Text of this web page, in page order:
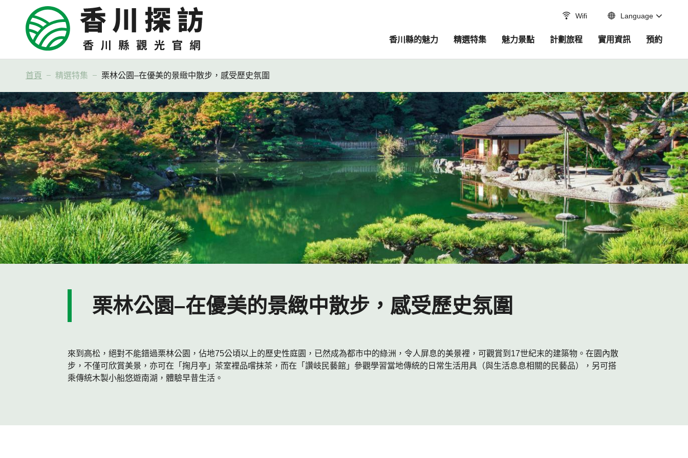
Wifi Language
香川縣的魅力 精選特集 魅力景點 計劃旅程 實用資訊 預約
首頁 精選特集 栗林公園–在優美的景緻中散步，感受歷史氛圍
栗林公園–在優美的景緻中散步，感受歷史氛圍
來到高松，絕對不能錯過栗林公園，佔地75公頃以上的歷史性庭園，已然成為都市中的綠洲，令人屏息的美景裡，可觀賞到17世紀末的建築物。在園內散
步，不僅可欣賞美景，亦可在「掬月亭」茶室裡品嚐抹茶，而在「讚岐民藝館」參觀學習當地傳統的日常生活用具（與生活息息相關的民藝品），另可搭
乘傳統木製小船悠遊南湖，體驗早昔生活。